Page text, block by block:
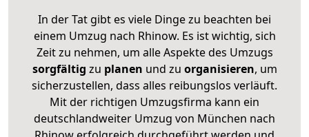
In der Tat gibt es viele Dinge zu beachten bei
einem Umzug nach Rhinow. Es ist wichtig, sich
Zeit zu nehmen, um alle Aspekte des Umzugs
sorgfältig zu planen und zu organisieren, um
sicherzustellen, dass alles reibungslos verläuft.
Mit der richtigen Umzugsfirma kann ein
deutschlandweiter Umzug von München nach